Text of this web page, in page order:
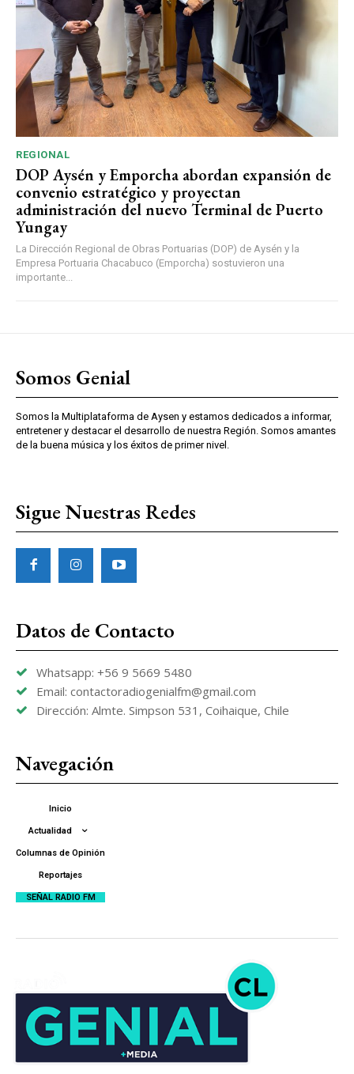
REGIONAL
DOP Aysén y Emporcha abordan expansión de
convenio estratégico y proyectan
administración del nuevo Terminal de Puerto
Yungay
La Dirección Regional de Obras Portuarias (DOP) de Aysén y la
Empresa Portuaria Chacabuco (Emporcha) sostuvieron una
importante...
Somos Genial
Somos la Multiplataforma de Aysen y estamos dedicados a informar,
entretener y destacar el desarrollo de nuestra Región. Somos amantes
de la buena música y los éxitos de primer nivel.
Sigue Nuestras Redes
Datos de Contacto
Whatsapp: +56 9 5669 5480
Email: contactoradiogenialfm@gmail.com
Dirección: Almte. Simpson 531, Coihaique, Chile
Navegación
Inicio
Actualidad
Columnas de Opinión
Reportajes
SEÑAL RADIO FM